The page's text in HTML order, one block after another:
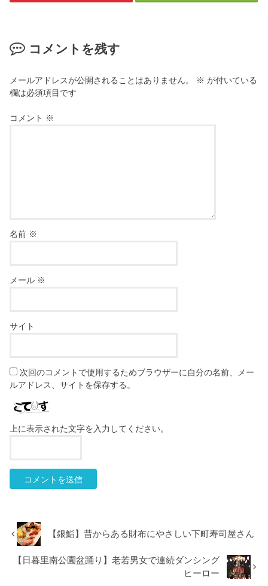
コメントを残す
メールアドレスが公開されることはありません。 ※ が付いている
欄は必須項目です
コメント ※
名前 ※
メール ※
サイト
次回のコメントで使用するためブラウザーに自分の名前、メー
ルアドレス、サイトを保存する。
上に表示された文字を入力してください。
【銀鮨】昔からある財布にやさしい下町寿司屋さん
【日暮里南公園盆踊り】老若男女で連続ダンシング
ヒーロー